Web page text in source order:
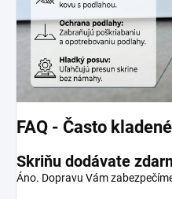
FAQ - Často
Skriňu dodávate
Áno. Dopravu Vám